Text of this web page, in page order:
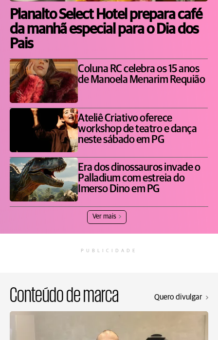
Planalto Select Hotel prepara café
da manhã especial para o Dia dos
Pais
Coluna RC celebra os 15 anos
de Manoela Menarim Requião
Ateliê Criativo oferece
workshop de teatro e dança
neste sábado em PG
Era dos dinossauros invade o
Palladium com estreia do
Imerso Dino em PG
Ver mais
PUBLICIDADE
Conteúdo de marca Quero divulgar